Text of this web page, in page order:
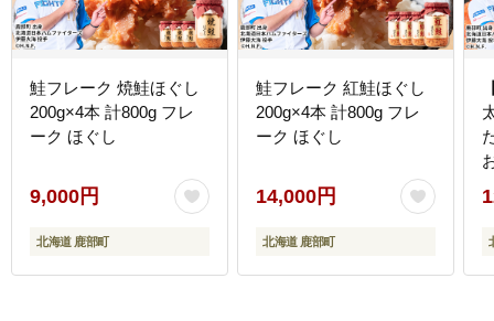
鮭フレーク 焼鮭ほぐし
200g×4本 計800g フレ
ーク ほぐし
9,000円
北海道 鹿部町
鮭フレーク 紅鮭ほぐし
200g×4本 計800g フレ
ーク ほぐし
14,000円
北海道 鹿部町